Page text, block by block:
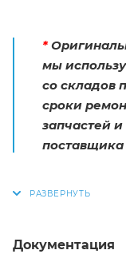
*
мы
со складов
сроки
запчастей
поставщика
Документация